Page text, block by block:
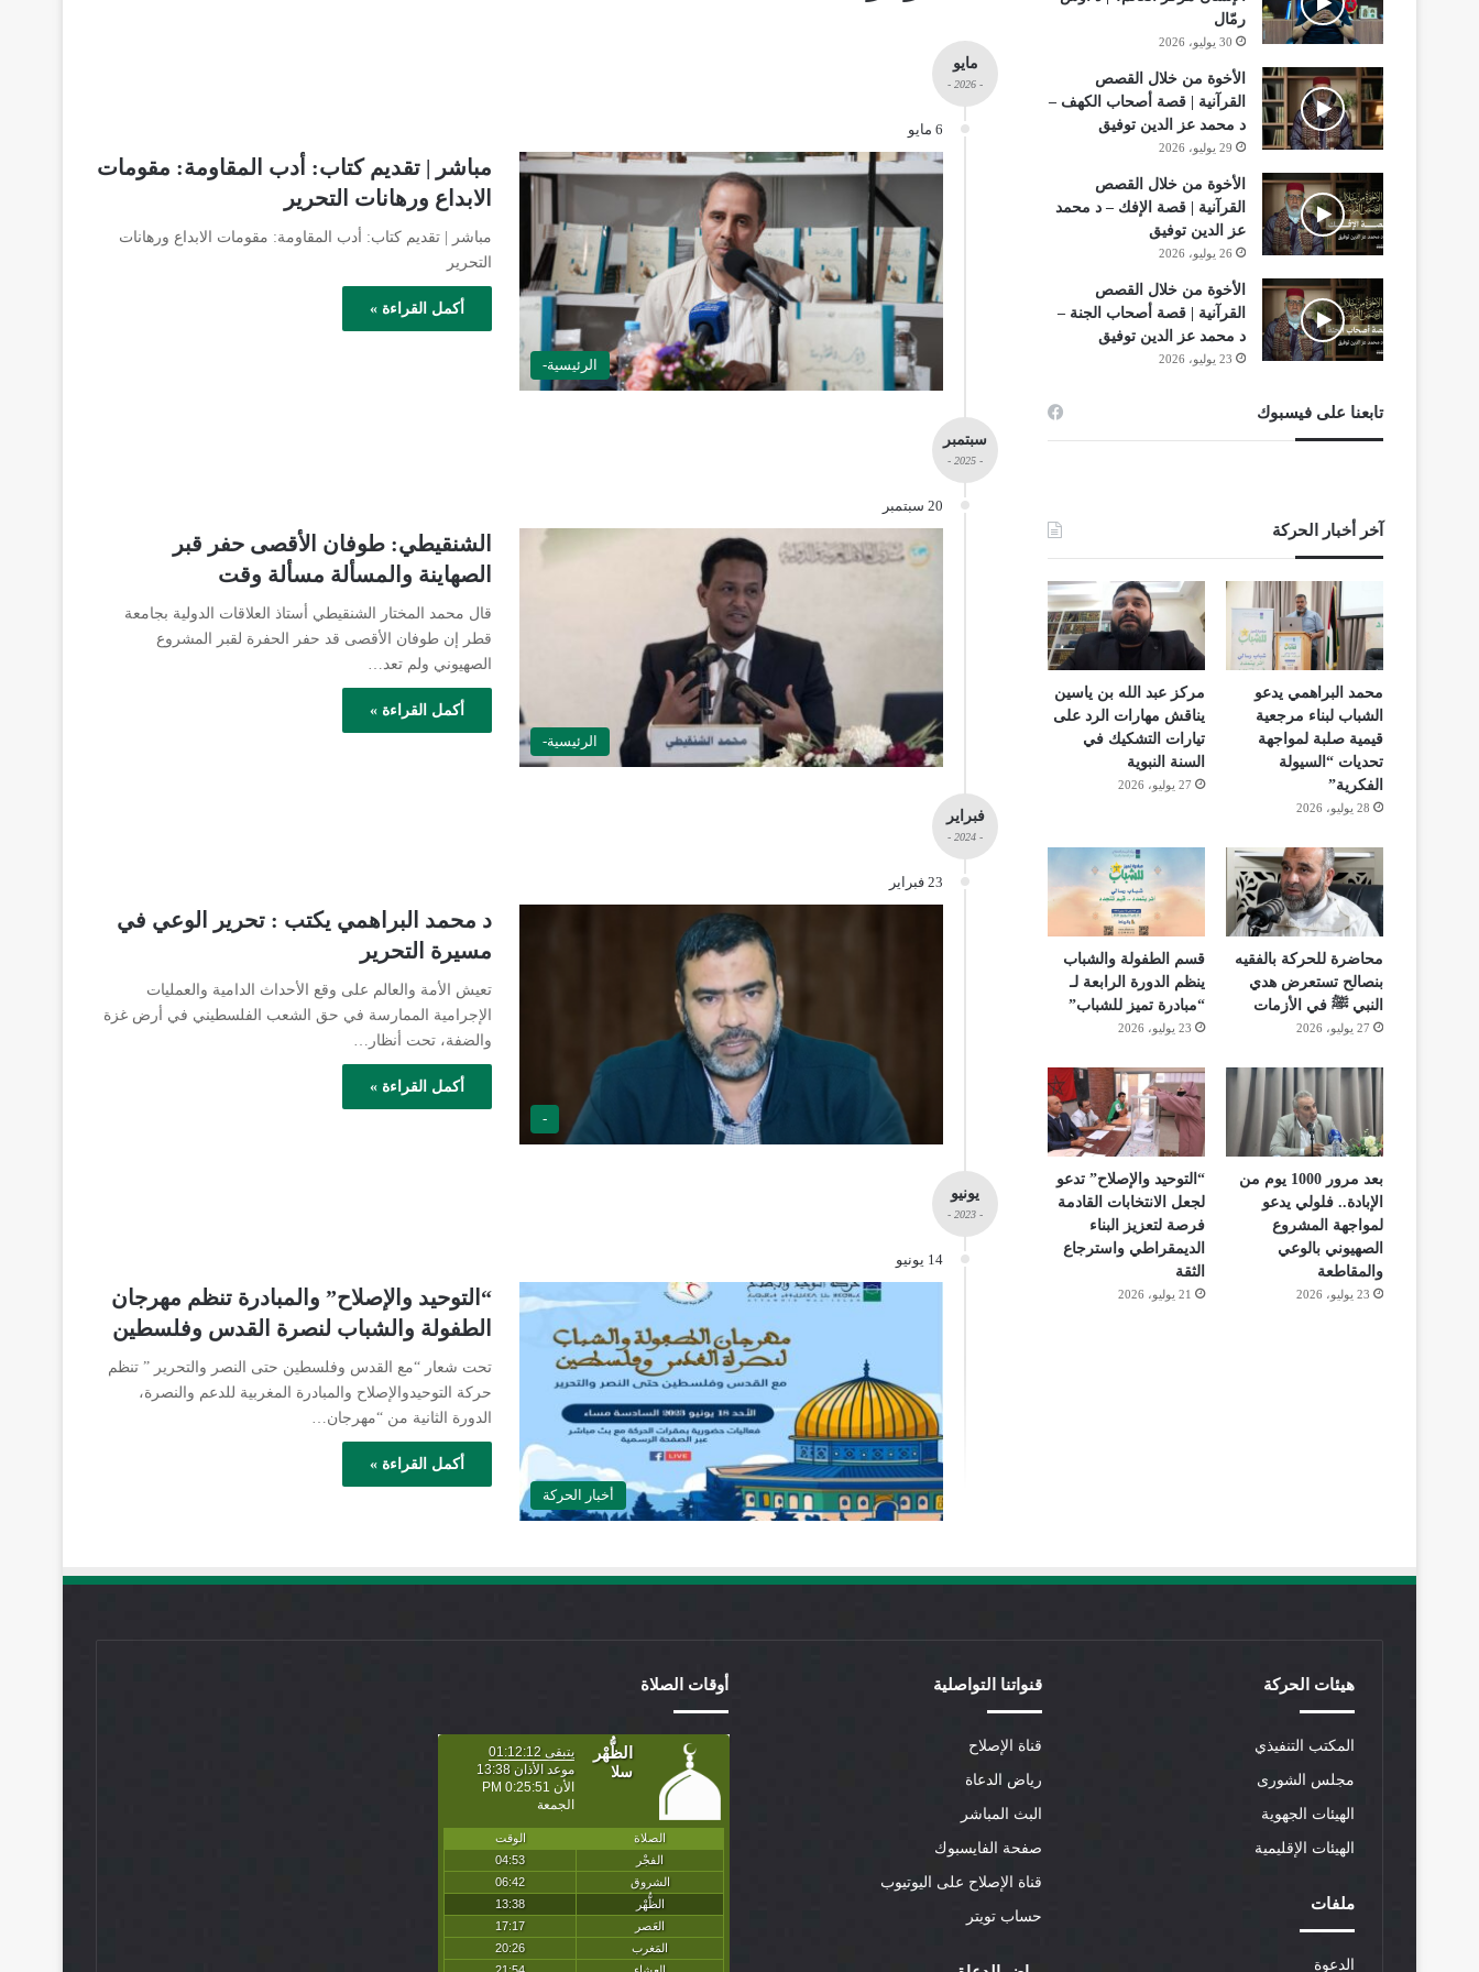
مايو
- 2026 -
6 مايو
الرئيسية-
مباشر | تقديم كتاب: أدب المقاومة: مقومات
الابداع ورهانات التحرير
مباشر | تقديم كتاب: أدب المقاومة: مقومات الابداع ورهانات
التحرير
أكمل القراءة »
سبتمبر
- 2025 -
20 سبتمبر
الرئيسية-
الشنقيطي: طوفان الأقصى حفر قبر
الصهاينة والمسألة مسألة وقت
قال محمد المختار الشنقيطي أستاذ العلاقات الدولية بجامعة
قطر إن طوفان الأقصى قد حفر الحفرة لقبر المشروع
الصهيوني ولم تعد…
أكمل القراءة »
فبراير
- 2024 -
23 فبراير
-
د محمد البراهمي يكتب : تحرير الوعي في
مسيرة التحرير
تعيش الأمة والعالم على وقع الأحداث الدامية والعمليات
الإجرامية الممارسة في حق الشعب الفلسطيني في أرض غزة
والضفة، تحت أنظار…
أكمل القراءة »
يونيو
- 2023 -
14 يونيو
أخبار الحركة
“التوحيد والإصلاح” والمبادرة تنظم مهرجان
الطفولة والشباب لنصرة القدس وفلسطين
تحت شعار “مع القدس وفلسطين حتى النصر والتحرير ” تنظم
حركة التوحيدوالإصلاح والمبادرة المغربية للدعم والنصرة،
الدورة الثانية من “مهرجان…
أكمل القراءة »
رمّال
30 يوليو، 2026
الأخوة من خلال القصص
القرآنية | قصة أصحاب الكهف –
د محمد عز الدين توفيق
29 يوليو، 2026
الأخوة من خلال القصص
القرآنية | قصة الإفك – د محمد
عز الدين توفيق
26 يوليو، 2026
الأخوة من خلال القصص
القرآنية | قصة أصحاب الجنة –
د محمد عز الدين توفيق
23 يوليو، 2026
تابعنا على فيسبوك
آخر أخبار الحركة
محمد البراهمي يدعو
الشباب لبناء مرجعية
قيمية صلبة لمواجهة
تحديات “السيولة
الفكرية”
28 يوليو، 2026
مركز عبد الله بن ياسين
يناقش مهارات الرد على
تيارات التشكيك في
السنة النبوية
27 يوليو، 2026
محاضرة للحركة بالفقيه
بنصالح تستعرض هدي
النبي ﷺ في الأزمات
27 يوليو، 2026
قسم الطفولة والشباب
ينظم الدورة الرابعة لـ
“مبادرة تميز للشباب”
23 يوليو، 2026
بعد مرور 1000 يوم من
الإبادة.. فلولي يدعو
لمواجهة المشروع
الصهيوني بالوعي
والمقاطعة
23 يوليو، 2026
“التوحيد والإصلاح” تدعو
لجعل الانتخابات القادمة
فرصة لتعزيز البناء
الديمقراطي واسترجاع
الثقة
21 يوليو، 2026
هيئات الحركة
المكتب التنفيذي
مجلس الشورى
الهيئات الجهوية
الهيئات الإقليمية
ملفات
الدعوة
قنواتنا التواصلية
قناة الإصلاح
رياض الدعاة
البث المباشر
صفحة الفايسبوك
قناة الإصلاح على اليوتيوب
حساب تويتر
أوقات الصلاة